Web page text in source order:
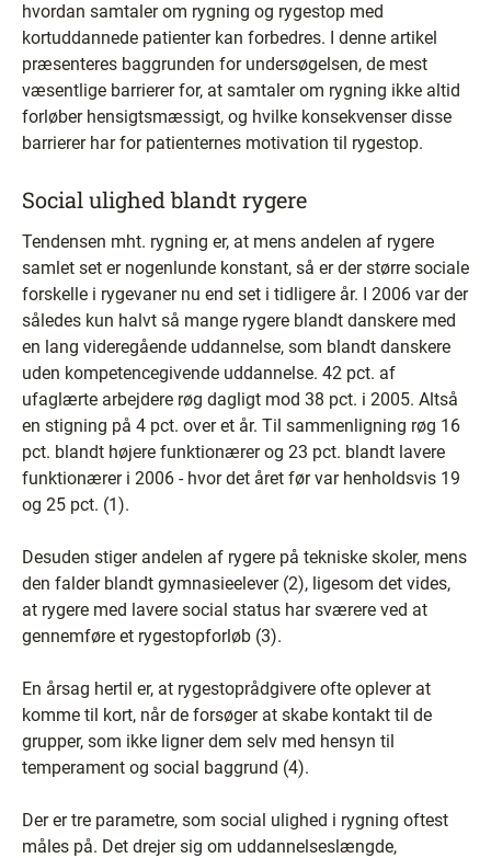
hvordan samtaler om rygning og rygestop med
kortuddannede patienter kan forbedres. I denne artikel
præsenteres baggrunden for undersøgelsen, de mest
væsentlige barrierer for, at samtaler om rygning ikke altid
forløber hensigtsmæssigt, og hvilke konsekvenser disse
barrierer har for patienternes motivation til rygestop.
Social ulighed blandt rygere
Tendensen mht. rygning er, at mens andelen af rygere
samlet set er nogenlunde konstant, så er der større sociale
forskelle i rygevaner nu end set i tidligere år. I 2006 var der
således kun halvt så mange rygere blandt danskere med
en lang videregående uddannelse, som blandt danskere
uden kompetencegivende uddannelse. 42 pct. af
ufaglærte arbejdere røg dagligt mod 38 pct. i 2005. Altså
en stigning på 4 pct. over et år. Til sammenligning røg 16
pct. blandt højere funktionærer og 23 pct. blandt lavere
funktionærer i 2006 - hvor det året før var henholdsvis 19
og 25 pct. (1).
Desuden stiger andelen af rygere på tekniske skoler, mens
den falder blandt gymnasieelever (2), ligesom det vides,
at rygere med lavere social status har sværere ved at
gennemføre et rygestopforløb (3).
En årsag hertil er, at rygestoprådgivere ofte oplever at
komme til kort, når de forsøger at skabe kontakt til de
grupper, som ikke ligner dem selv med hensyn til
temperament og social baggrund (4).
Der er tre parametre, som social ulighed i rygning oftest
måles på. Det drejer sig om uddannelseslængde,